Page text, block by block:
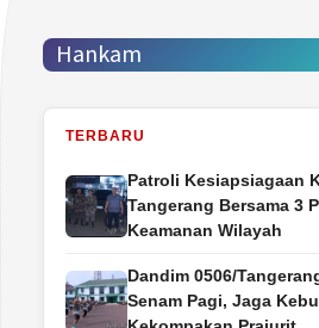
Hankam
TERBARU
Patroli Kesiapsiagaan
Tangerang Bersama 3
Keamanan Wilayah
Dandim 0506/
Senam Pagi, Jaga